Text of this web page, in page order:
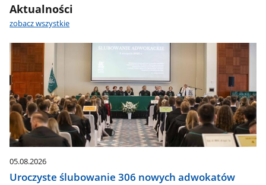
Aktualności
zobacz wszystkie
05.08.2026
Uroczyste ślubowanie 306 nowych adwokatów